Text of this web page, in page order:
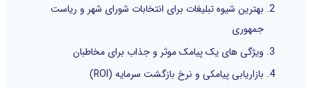
بهترین شیوه تبلیغات برای انتخابات شورای شهر و ریاست
جمهوری
ویژگی های یک پیامک موثر و جذاب برای مخاطبان
بازاریابی پیامکی و نرخ بازگشت سرمایه (ROI)